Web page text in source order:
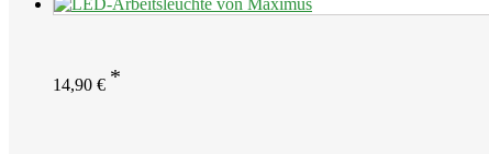
14,90 €